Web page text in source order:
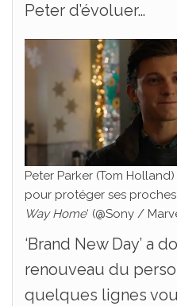
Peter d’évoluer…
Peter Parker (Tom
pour protéger ses proches
Way Home‘ (@Sony /
‘Brand New Day’ a
renouveau du
quelques lignes